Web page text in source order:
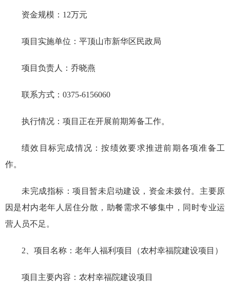
资金规模：12万元
项目实施单位：平顶山市新华区民政局
项目负责人：乔晓燕
联系方式：0375-6156060
执行情况： 项目正在开展前期筹备工作。
绩效目标完成情况：按绩效要求推进前期各项准备工
作。
未完成指标：项目暂未启动建设，资金未拨付。 主要原
因是村内老年人居住分散，助餐需求不够集中，同时专业运
营人员不足。
2、项目名称：老年人福利项目（农村幸福院建设项目）
项目主要内容：农村幸福院建设项目